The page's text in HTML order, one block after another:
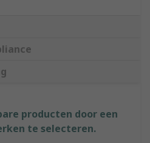
producten door een
te selecteren.